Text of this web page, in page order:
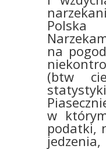
na
(btw
w
podatki,